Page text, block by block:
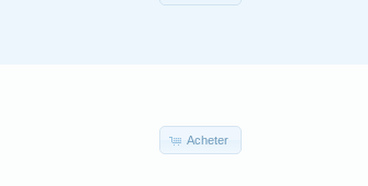
Acheter